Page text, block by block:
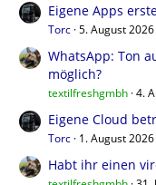
Eigene Apps
Torc 5. August
WhatsApp: Ton
möglich?
textilfreshgmbh 4.
Eigene Cloud
Torc 1. August
Habt ihr einen